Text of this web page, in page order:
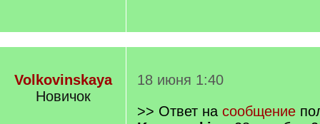
Volkovinskaya
Новичок
18 июня 1:40
>> Ответ на сообщение